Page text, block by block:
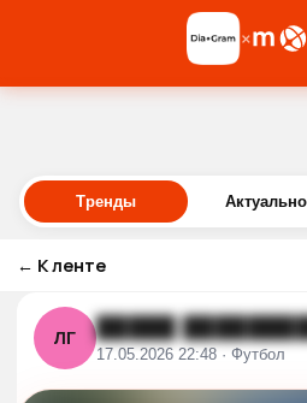
×
Тренды
← К ленте
ЛГ █████
17.05.2026 22:48 · Футбол